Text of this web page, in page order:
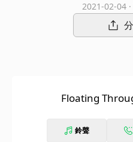
2021-02-04
Floating
鈴聲